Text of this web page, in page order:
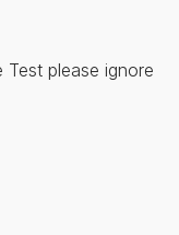
Test please ignore